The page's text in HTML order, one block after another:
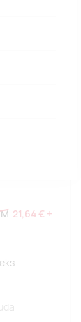
21,64 € +